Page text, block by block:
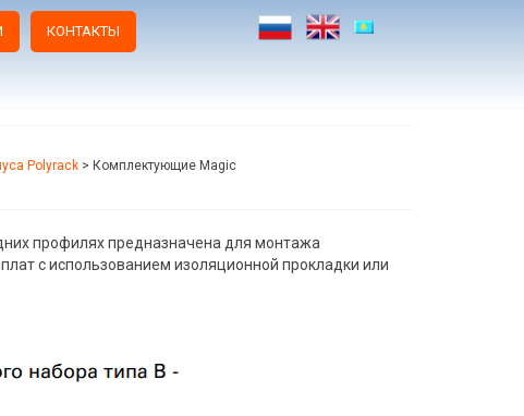
КОНТАКТЫ
Polyrack > Комплектующие Magic
профилях предназначена для монтажа
с использованием изоляционной прокладки или